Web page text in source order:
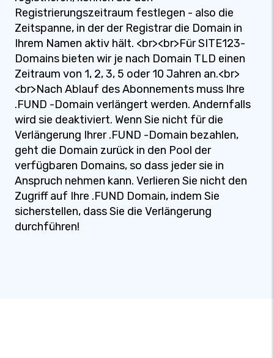
Registrierungszeitraum festlegen - also die
Zeitspanne, in der der Registrar die Domain in
Ihrem Namen aktiv hält. <br><br>Für SITE123-
Domains bieten wir je nach Domain TLD einen
Zeitraum von 1, 2, 3, 5 oder 10 Jahren an.<br>
<br>Nach Ablauf des Abonnements muss Ihre
.FUND -Domain verlängert werden. Andernfalls
wird sie deaktiviert. Wenn Sie nicht für die
Verlängerung Ihrer .FUND -Domain bezahlen,
geht die Domain zurück in den Pool der
verfügbaren Domains, so dass jeder sie in
Anspruch nehmen kann. Verlieren Sie nicht den
Zugriff auf Ihre .FUND Domain, indem Sie
sicherstellen, dass Sie die Verlängerung
durchführen!